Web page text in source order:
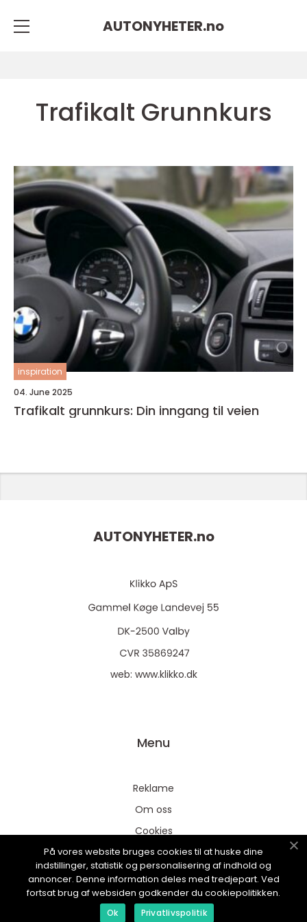
AUTONYHETER.no
Trafikalt Grunnkurs
inspiration
04. June 2025
Trafikalt grunnkurs: Din inngang til veien
AUTONYHETER.no
web: www.klikko.dk
Menu
Reklame
Om oss
Cookies
Kontakt Oss
Sitemap
På vores website bruges cookies til at huske dine
indstillinger, statistik og personalisering af indhold og
annoncer. Denne information deles med tredjepart. Ved
fortsat brug af websiden godkender du cookiepolitikken.
Ok Privatlivspolitik